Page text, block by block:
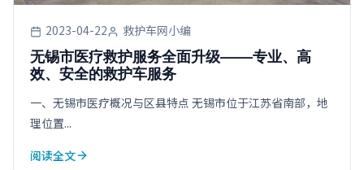
2023-04-22 救护车网小编
无锡市医疗救护服务全面升级——专业、高
效、安全的救护车服务
一、无锡市医疗概况与区县特点 无锡市位于江苏省南部，地
理位置...
阅读全文